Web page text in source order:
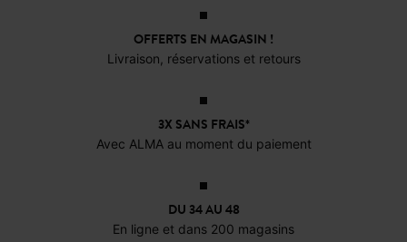
OFFERTS EN MAGASIN !
Livraison, réservations et retours
3X SANS FRAIS*
Avec ALMA au moment du paiement
DU 34 AU 48
En ligne et dans 200 magasins